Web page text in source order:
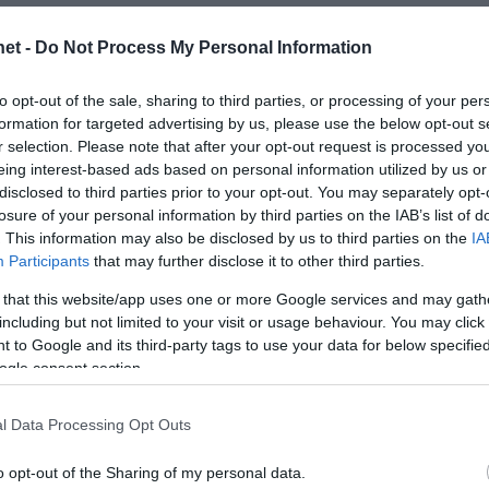
- Do Not Process My Personal Information
opt-out of the sale, sharing to third parties, or processing of your
for targeted advertising by us, please use the below opt-out
selection. Please note that after your opt-out request is processed
interest-based ads based on personal information utilized by us
to third parties prior to your opt-out. You may separately
of your personal information by third parties on the IAB’s list of
This information may also be disclosed by us to third parties on the
Participants that may further disclose it to other third parties.
that this website/app uses one or more Google services and may
but not limited to your visit or usage behaviour. You may
to Google and its third-party tags to use your data for below
consent section.
Data Processing Opt Outs
opt-out of the Sharing of my personal data.
ben, van olyan fürdő, ahol a vízdíj két és
mondta a Magyar Fürdőszövetség főtitkára. A
miatt bezárni kényszerült.
emelni kell a jegyárakat is
mondta, hogy az új vízdíjak több 10 millió forintos
„hozzá kell nyúlniuk” a jegyárakhoz.
felhasználók víziközmű-szolgáltatási díjának
szinten egységes vízdíjat, illetve a
a vízközmű szolgáltatóktól függően.
sújtja a fürdőket
így a fürdők számára is jelentős mértékeben